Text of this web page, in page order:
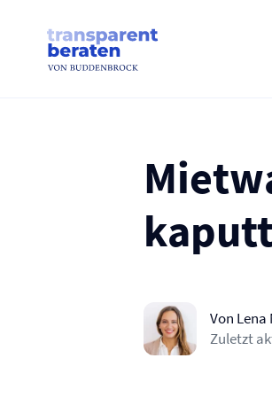
content
Von Lena
Zuletzt